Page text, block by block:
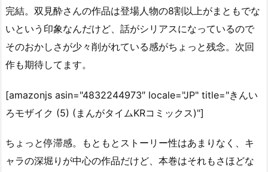
完結。双見酔さんの作品は登場人物の8割以上がまともでな
いという印象なんだけど、話がシリアスになっているので
そのおかしさが少々削がれている感がちょっと残念。次回
作も期待してます。
[amazonjs asin="4832244973″ locale="JP" title="きんい
ろモザイク (5) (まんがタイムKRコミックス)"]
ちょっと停滞感。もともとストーリー性はあまりなく、キ
ャラの深堀りが中心の作品だけど、本巻はそれもさほどな